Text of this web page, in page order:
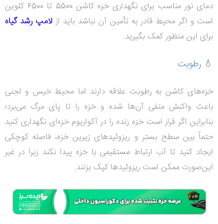
دمای
نور مناسب برای نگهداری خزه کاشن 5500 تا 6500 کلوین
است و اگر محیط قادر به تأمین آن نباشد باید ازلامپ رشد گیاه
برای این منظور کمک بگیرید.
💧 رطوبت
خزه‌های کاشن به رطوبت علاقه دارند اما محیط خیس و لجنی
باعث واکنش منفی آن‌ها شده و خزه را تا پای مرگ می‌برد؛
بنابراین اگر قرار است خزه زنده را در آکواریوم خزه‌ای نگهداری کنید
حتماً بین سطح بستر و ریزوئیدهای زیرین خزه، فاصله کوچکی
ایجاد کنید تا آب ارتباط مستقیمی با خزه پیدا نکند زیرا در غیر
این‌صورت ممکن است ریزوئیدها کپک بزنند.